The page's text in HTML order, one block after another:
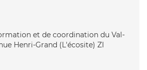
et de coordination du Val-
Henri-Grand (L'écosite) ZI